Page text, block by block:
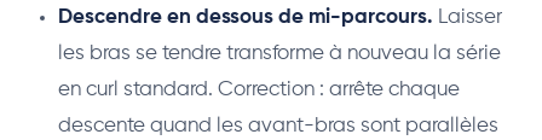
Descendre en dessous de mi-parcours. Laisser
les bras se tendre transforme à nouveau la série
en curl standard. Correction : arrête chaque
descente quand les avant-bras sont parallèles